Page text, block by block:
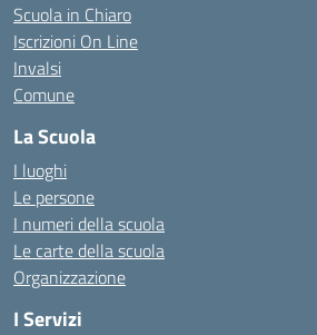
Scuola in Chiaro
Iscrizioni On Line
Invalsi
Comune
La Scuola
I luoghi
Le persone
I numeri della scuola
Le carte della scuola
Organizzazione
I Servizi